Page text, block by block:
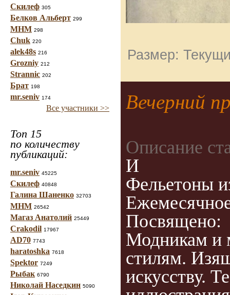
Скилеф 305
Белков Альберт 299
МНМ 298
Chuk 220
alek48s 216
Grozniy 212
Strannic 202
Брат 198
mr.seniv 174
Все участники >>
Топ 15
по количеству
публикаций:
mr.seniv 45225
Скилеф 40848
Галина Шаненко 32703
МНМ 26542
Магаз Анатолий 25449
Crakodil 17967
AD70 7743
haratoshka 7618
Spektor 7249
Рыбак 6790
Николай Наседкин 5090
Размер:
Вечерний
Описание
И
Фельетоны
Посвящено:
Модникам и
стилям.
искусству.